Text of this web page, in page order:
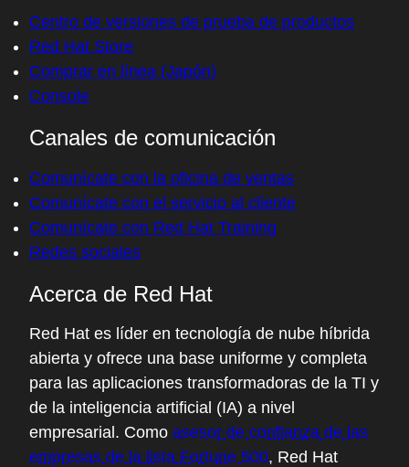
Centro de versiones de prueba de productos
Red Hat Store
Comprar en línea (Japón)
Console
Canales de comunicación
Comunícate con la oficina de ventas
Comunícate con el servicio al cliente
Comunícate con Red Hat Training
Redes sociales
Acerca de Red Hat
Red Hat es líder en tecnología de nube híbrida
abierta y ofrece una base uniforme y completa
para las aplicaciones transformadoras de la TI y
de la inteligencia artificial (IA) a nivel
empresarial. Como asesor de confianza de las
empresas de la lista Fortune 500, Red Hat